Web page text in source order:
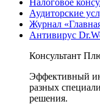
Налоговое
Аудиторские
Журнал
Антивирус
Консультант
Эффективный
разных
решения.